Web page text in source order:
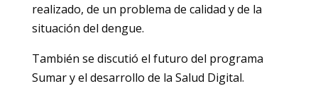
realizado, de un problema de calidad y de la
situación del dengue.
También se discutió el futuro del programa
Sumar y el desarrollo de la Salud Digital.